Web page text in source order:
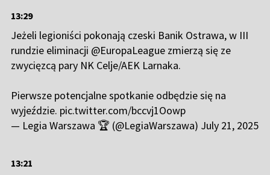
13:29
Jeżeli legioniści pokonają czeski Banik Ostrawa, w III
rundzie eliminacji @EuropaLeague zmierzą się ze
zwycięzcą pary NK Celje/AEK Larnaka.
Pierwsze potencjalne spotkanie odbędzie się na
wyjeździe. pic.twitter.com/bccvj1Oowp
— Legia Warszawa 🏆 (@LegiaWarszawa) July 21, 2025
13:21